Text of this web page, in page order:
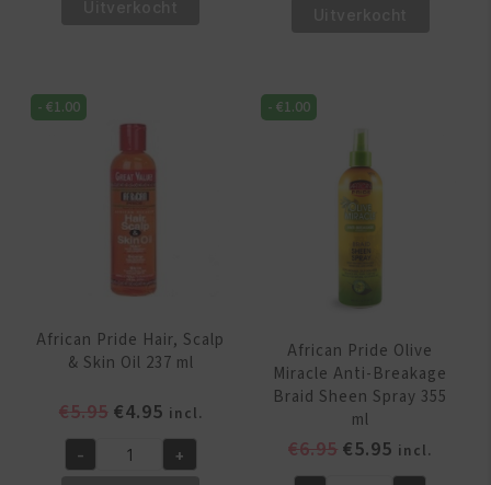
Texture
Spray
200
aantal
-€1.00
African Pride Hair, Scalp
& Skin Oil 237 ml
€5.95 Oorspronkelijke
was:
€4.95Huidige
prijs
is:
incl.
African
- +
-€1.00
African Pride Olive
Miracle Anti-Breakage
Braid Sheen Spray 355
ml
€6.95 €5.95 Huidige
prijs
incl.